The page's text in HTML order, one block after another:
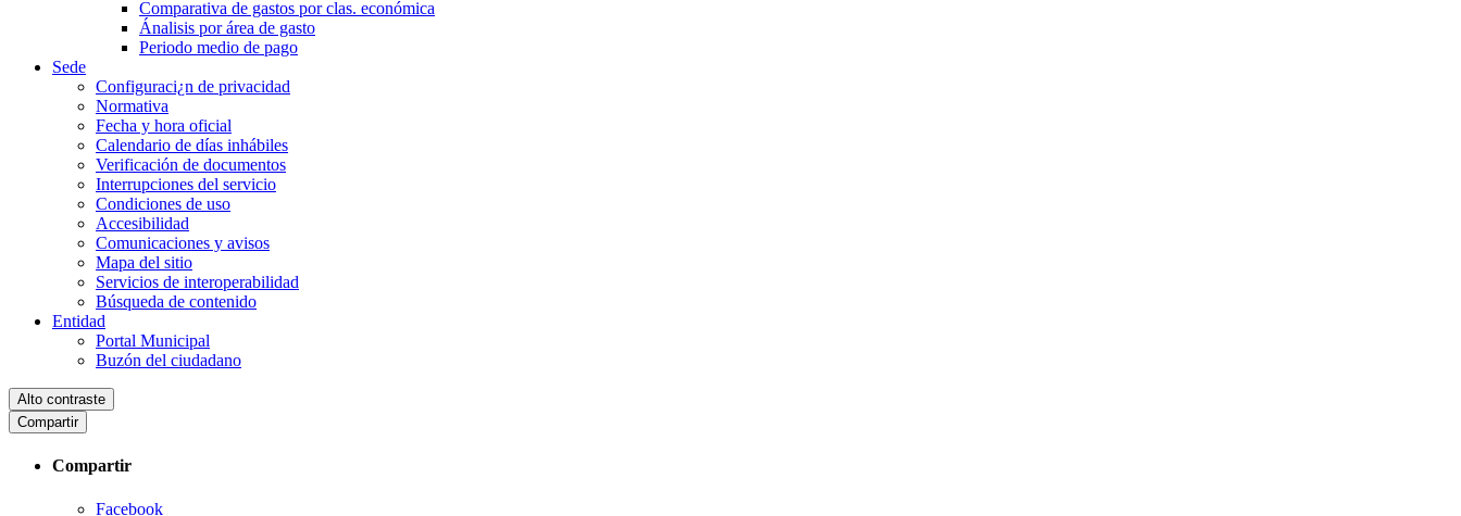
Comparativa de gastos por clas. económica
Ánalisis por área de gasto
Periodo medio de pago
Sede
Configuraci¿n de privacidad
Normativa
Fecha y hora oficial
Calendario de días inhábiles
Verificación de documentos
Interrupciones del servicio
Condiciones de uso
Accesibilidad
Comunicaciones y avisos
Mapa del sitio
Servicios de interoperabilidad
Búsqueda de contenido
Entidad
Portal Municipal
Buzón del ciudadano
Alto contraste
Compartir
Compartir
Facebook